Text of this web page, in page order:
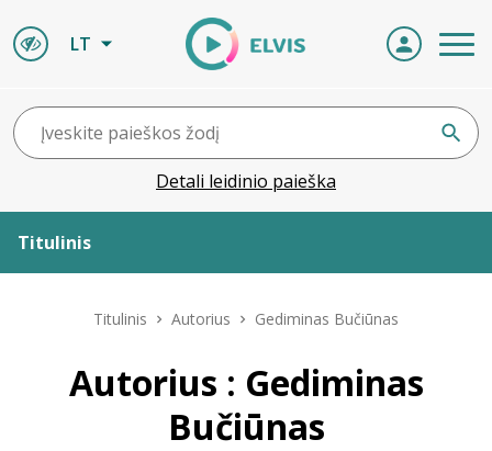
LT
Detali leidinio paieška
Titulinis
Leidiniai
Titulinis Autorius Gediminas Bučiūnas
Autorius : Gediminas
Bučiūnas